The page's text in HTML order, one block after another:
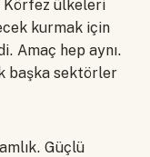
Körfez ülkeleri
kurmak için
Amaç hep aynı.
başka sektörler
Güçlü